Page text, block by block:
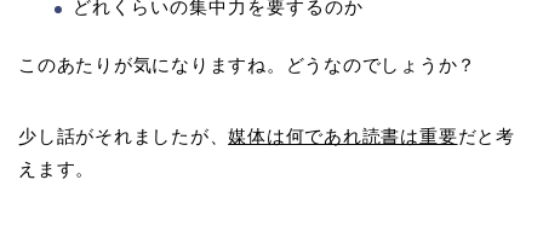
どれくらいの集中力を要するのか
このあたりが気になりますね。どうなのでしょうか？
少し話がそれましたが、媒体は何であれ読書は重要だと考
えます。